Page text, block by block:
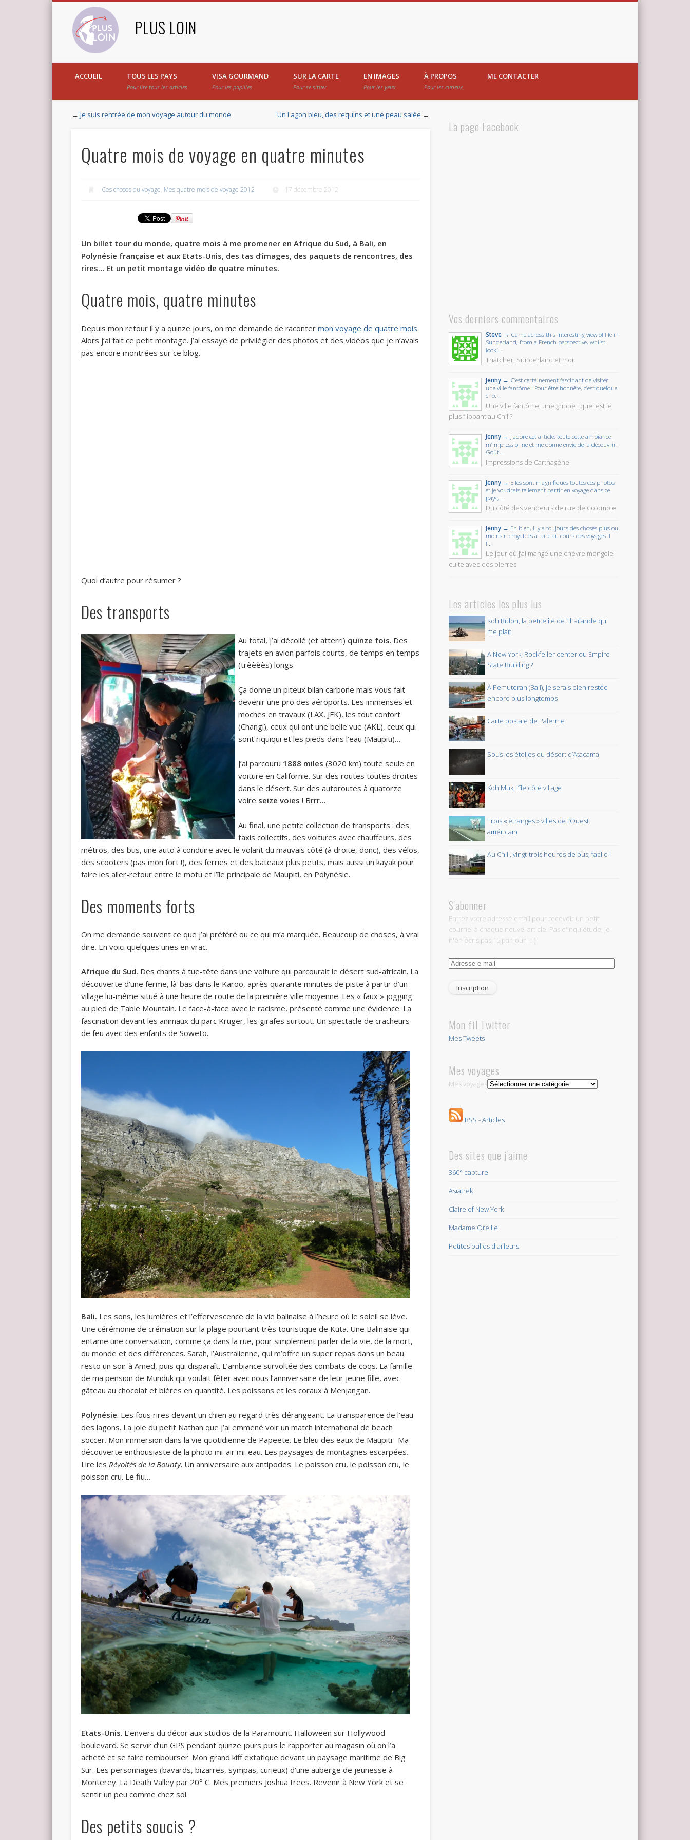
PLUS LOIN
ACCUEIL TOUS LES PAYS
Pour lire tous les articles
VISA GOURMAND
Pour les papilles
SUR LA CARTE
Pour se situer
EN IMAGES
Pour les yeux
À PROPOS
Pour les curieux
ME CONTACTER
←Je suis rentrée de mon voyage autour du monde Un Lagon bleu, des requins et une peau salée →
Quatre mois de voyage en quatre minutes
Ces choses du voyage, Mes quatre mois de voyage 2012 17 décembre 2012
Un billet tour du monde, quatre mois à me promener en Afrique du Sud, à Bali, en
Polynésie française et aux Etats-Unis, des tas d’images, des paquets de rencontres, des
rires… Et un petit montage vidéo de quatre minutes.
Quatre mois, quatre minutes
Depuis mon retour il y a quinze jours, on me demande de racontermon voyage de quatre mois.
Alors j’ai fait ce petit montage. J’ai essayé de privilégier des photos et des vidéos que je n’avais
pas encore montrées sur ce blog.
Quoi d’autre pour résumer ?
Des transports
Au total, j’ai décollé (et atterri) quinze fois. Des
trajets en avion parfois courts, de temps en temps
(trèèèès) longs.
Ça donne un piteux bilan carbone mais vous fait
devenir une pro des aéroports. Les immenses et
moches en travaux (LAX, JFK), les tout confort
(Changi), ceux qui ont une belle vue (AKL), ceux qui
sont riquiqui et les pieds dans l’eau (Maupiti)…
J’ai parcouru 1888 miles (3020 km) toute seule en
voiture en Californie. Sur des routes toutes droites
dans le désert. Sur des autoroutes à quatorze
voire seize voies ! Brrr…
Au final, une petite collection de transports : des
taxis collectifs, des voitures avec chauffeurs, des
métros, des bus, une auto à conduire avec le volant du mauvais côté (à droite, donc), des vélos,
des scooters (pas mon fort !), des ferries et des bateaux plus petits, mais aussi un kayak pour
faire les aller-retour entre le motu et l’île principale de Maupiti, en Polynésie.
Des moments forts
On me demande souvent ce que j’ai préféré ou ce qui m’a marquée. Beaucoup de choses, à vrai
dire. En voici quelques unes en vrac.
Afrique du Sud. Des chants à tue-tête dans une voiture qui parcourait le désert sud-africain. La
découverte d’une ferme, là-bas dans le Karoo, après quarante minutes de piste à partir d’un
village lui-même situé à une heure de route de la première ville moyenne. Les « faux » jogging
au pied de Table Mountain. Le face-à-face avec le racisme, présenté comme une évidence. La
fascination devant les animaux du parc Kruger, les girafes surtout. Un spectacle de cracheurs
de feu avec des enfants de Soweto.
Bali. Les sons, les lumières et l’effervescence de la vie balinaise à l’heure où le soleil se lève.
Une cérémonie de crémation sur la plage pourtant très touristique de Kuta. Une Balinaise qui
entame une conversation, comme ça dans la rue, pour simplement parler de la vie, de la mort,
du monde et des différences. Sarah, l’Australienne, qui m’offre un super repas dans un beau
resto un soir à Amed, puis qui disparaît. L’ambiance survoltée des combats de coqs. La famille
de ma pension de Munduk qui voulait fêter avec nous l’anniversaire de leur jeune fille, avec
gâteau au chocolat et bières en quantité. Les poissons et les coraux à Menjangan.
Polynésie. Les fous rires devant un chien au regard très dérangeant. La transparence de l’eau
des lagons. La joie du petit Nathan que j’ai emmené voir un match international de beach
soccer. Mon immersion dans la vie quotidienne de Papeete. Le bleu des eaux de Maupiti. Ma
découverte enthousiaste de la photo mi-air mi-eau. Les paysages de montagnes escarpées.
Lire les Révoltés de la Bounty. Un anniversaire aux antipodes. Le poisson cru, le poisson cru, le
poisson cru. Le fiu…
Etats-Unis. L’envers du décor aux studios de la Paramount. Halloween sur Hollywood
boulevard. Se servir d’un GPS pendant quinze jours puis le rapporter au magasin où on l’a
acheté et se faire rembourser. Mon grand kiff extatique devant un paysage maritime de Big
Sur. Les personnages (bavards, bizarres, sympas, curieux) d’une auberge de jeunesse à
Monterey. La Death Valley par 20° C. Mes premiers Joshua trees. Revenir à New York et se
sentir un peu comme chez soi.
Des petits soucis ?
La page Facebook
Vos derniers commentaires
Steve → Came across this interesting view of life in
Sunderland, from a French perspective, whilst
looki...
Thatcher, Sunderland et moi
Jenny → C’est certainement fascinant de visiter
une ville fantôme ! Pour être honnête, c’est quelque
cho...
Une ville fantôme, une grippe : quel est le
plus flippant au Chili?
Jenny → J’adore cet article, toute cette ambiance
m’impressionne et me donne envie de la découvrir.
Goût...
Impressions de Carthagène
Jenny → Elles sont magnifiques toutes ces photos
et je voudrais tellement partir en voyage dans ce
pays,...
Du côté des vendeurs de rue de Colombie
Jenny → Eh bien, il y a toujours des choses plus ou
moins incroyables à faire au cours des voyages. Il
f...
Le jour où j’ai mangé une chèvre mongole
cuite avec des pierres
Les articles les plus lus
Koh Bulon, la petite île de Thaïlande qui
me plaît
A New York, Rockfeller center ou Empire
State Building ?
À Pemuteran (Bali), je serais bien restée
encore plus longtemps
Carte postale de Palerme
Sous les étoiles du désert d’Atacama
Koh Muk, l’île côté village
Trois « étranges » villes de l’Ouest
américain
Au Chili, vingt-trois heures de bus, facile !
S'abonner
Entrez votre adresse email pour recevoir un petit
courriel à chaque nouvel article. Pas d'inquiétude, je
n'en écris pas 15 par jour ! :-)
Adresse
mail
Mon fil Twitter
Mes Tweets
Mes voyages
Mes voyages
RSS - Articles
Des sites que j'aime
360° capture
Asiatrek
Claire of New York
Madame Oreille
Petites bulles d'ailleurs